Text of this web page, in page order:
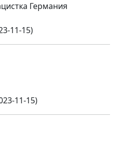
Германия
11-15)
11-15)